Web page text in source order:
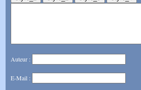
Auteur :
E-Mail :